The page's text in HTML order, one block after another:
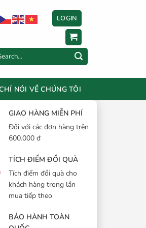
LOGIN
NÓI VỀ CHÚNG TÔI
GIAO HÀNG MIỄN PHÍ
Đối với các đơn hàng trên
600.000 đ
TÍCH ĐIỂM ĐỔI QUÀ
Tích điểm đổi quà cho
khách hàng trong lần
mua tiếp theo
BẢO HÀNH TOÀN